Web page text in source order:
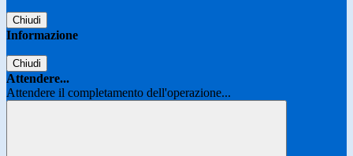
Chiudi
Informazione
Chiudi
Attendere...
Attendere il completamento dell'operazione...